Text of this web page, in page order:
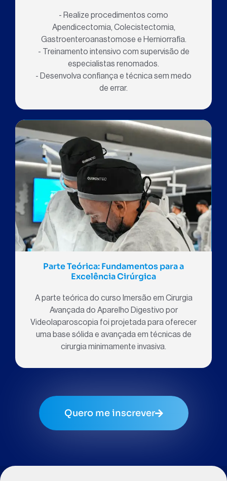
- Realize procedimentos como
Apendicectomia, Colecistectomia,
Gastroenteroanastomose e Herniorrafia.
- Treinamento intensivo com supervisão de
especialistas renomados.
- Desenvolva confiança e técnica sem medo
de errar.
Parte Teórica: Fundamentos para a
Excelência Cirúrgica
A parte teórica do curso Imersão em Cirurgia
Avançada do Aparelho Digestivo por
Videolaparoscopia foi projetada para oferecer
uma base sólida e avançada em técnicas de
cirurgia minimamente invasiva.
Quero me inscrever